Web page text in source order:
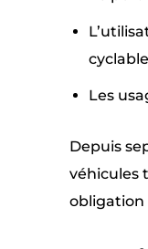
Les
Depuis
véhicules
obligation